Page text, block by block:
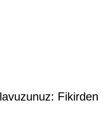
Fikirden